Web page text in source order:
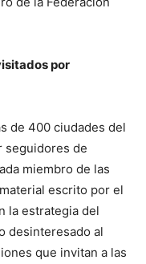
por
de 400 ciudades del
seguidores de
miembro de las
escrito por el
la estrategia del
desinteresado al
que invitan a las